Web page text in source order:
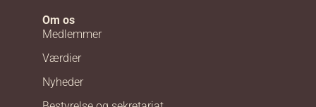
Om os
Medlemmer
Værdier
Nyheder